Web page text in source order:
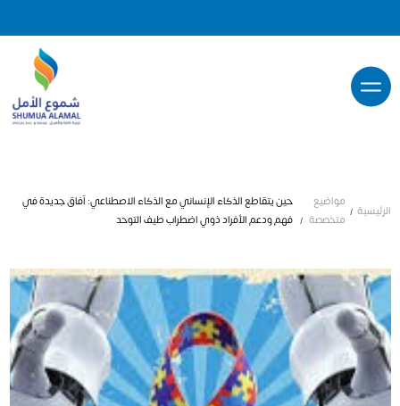
مواضيع
متخصصة
حين يتقاطع الذكاء الإنساني مع الذكاء الاصطناعي: آفاق جديدة في
فهم ودعم الأفراد ذوي اضطراب طيف التوحد